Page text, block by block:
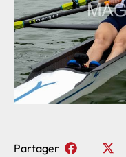
Partager